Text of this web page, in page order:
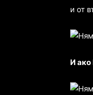
и от
И ако